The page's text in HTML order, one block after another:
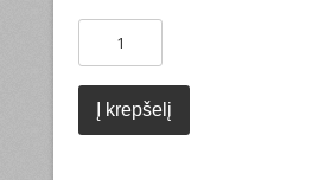
kiekis:
Ilga
kepurė
su
Į krepšelį